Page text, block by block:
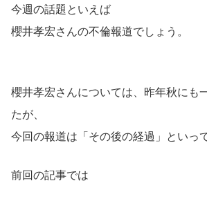
今週の話題といえば
櫻井孝宏さんの不倫報道でしょう。
櫻井孝宏さんについては、昨年秋にも
たが、
今回の報道は「その後の経過」といっ
前回の記事では